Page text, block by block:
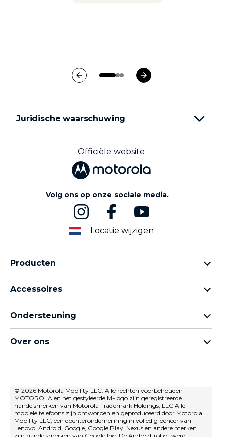
Juridische waarschuwing
Officiële website
Volg ons op onze sociale media.
Locatie wijzigen
Producten
moto g-familie
thinkphone by motorola
Accessoires
moto tag
Ondersteuning
Reparatiestatus
Herstel en slimme assistent
Over ons
Verkoopvoorwaarden
Gebruiksvoorwaarden
privacybeleid
Innovatie
© 2026 Motorola Mobility LLC. Alle rechten voorbehouden
MOTOROLA en het gestyleerde M-logo zijn geregistreerde
handelsmerken van Motorola Trademark Holdings, LLC Alle
mobiele telefoons zijn ontworpen en geproduceerd door Motorola
Mobility LLC, een dochteronderneming in volledig beheer van
Lenovo. Android, Google, Google Play, Nexus en andere merken